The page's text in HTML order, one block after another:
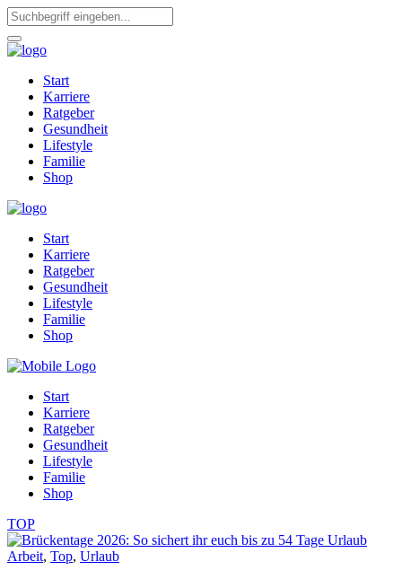
Start
Karriere
Ratgeber
Gesundheit
Lifestyle
Familie
Shop
Start
Karriere
Ratgeber
Gesundheit
Lifestyle
Familie
Shop
Start
Karriere
Ratgeber
Gesundheit
Lifestyle
Familie
Shop
TOP
Arbeit, Top, Urlaub